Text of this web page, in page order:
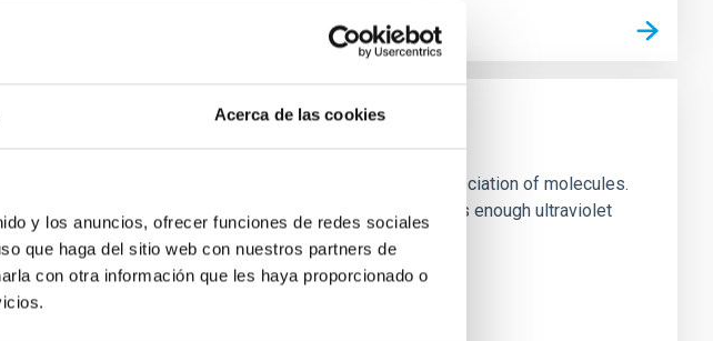
Acerca de las cookies
y los anuncios, ofrecer funciones de redes sociales
que haga del sitio web con nuestros partners de
con otra información que les haya proporcionado o
leading to atmosphere evaporation and to thermal dissociation of molecules.
a single known ultra-hot giant planet, KELT-9b, receives enough ultraviolet